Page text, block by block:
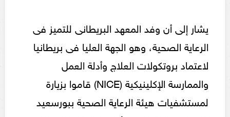
يشار إلى أن وفد المعهد البريطانى للتميز فى
الرعاية الصحية، وهو الجهة العليا فى بريطانيا
لاعتماد بروتكولات العلاج وأدلة العمل
والممارسة الإكلينيكية (NICE) قاموا بزيارة
لمستشفيات هيئة الرعاية الصحية ببورسعيد